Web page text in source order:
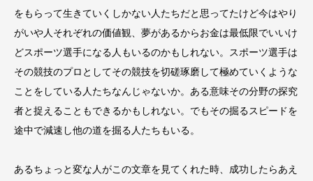
をもらって生きていくしかない人たちだと思ってたけど今はやり
がいや人それぞれの価値観、夢があるからお金は最低限でいいけ
どスポーツ選手になる人もいるのかもしれない。スポーツ選手は
その競技のプロとしてその競技を切磋琢磨して極めていくような
ことをしている人たちなんじゃないか。ある意味その分野の探究
者と捉えることもできるかもしれない。でもその掘るスピードを
途中で減速し他の道を掘る人たちもいる。
あるちょっと変な人がこの文章を見てくれた時、成功したらあえ